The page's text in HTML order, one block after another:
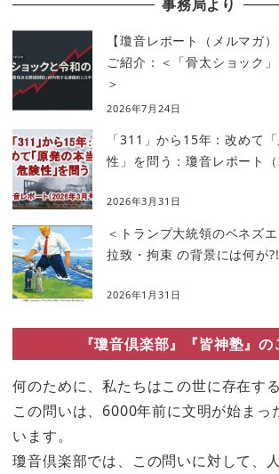
事務局より
【瓊音レポート（メルマガ
ご紹介：＜「骨太ショック」
＞
2026年7月24日
「311」から15年：改めて
性」を問う：瓊音レポート（
2026年3月31日
＜トランプ大統領のベネズ
拉致・拘束 の背景には何が?!
2026年1月31日
『瓊音倶楽部』『皆神塾』の
何のために、私たちはこの世に存在す
この問いは、6000年前に文明が始まっ
います。
瓊音倶楽部では、この問いに対して、